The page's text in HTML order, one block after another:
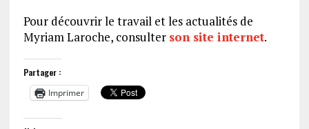
Pour découvrir le travail et les actualités de
Myriam Laroche, consulter son site internet.
Partager :
Imprimer